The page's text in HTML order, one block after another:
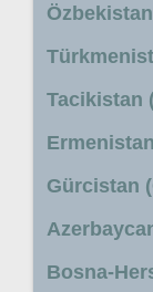
Tacikistan
Gürcistan
Bosna-